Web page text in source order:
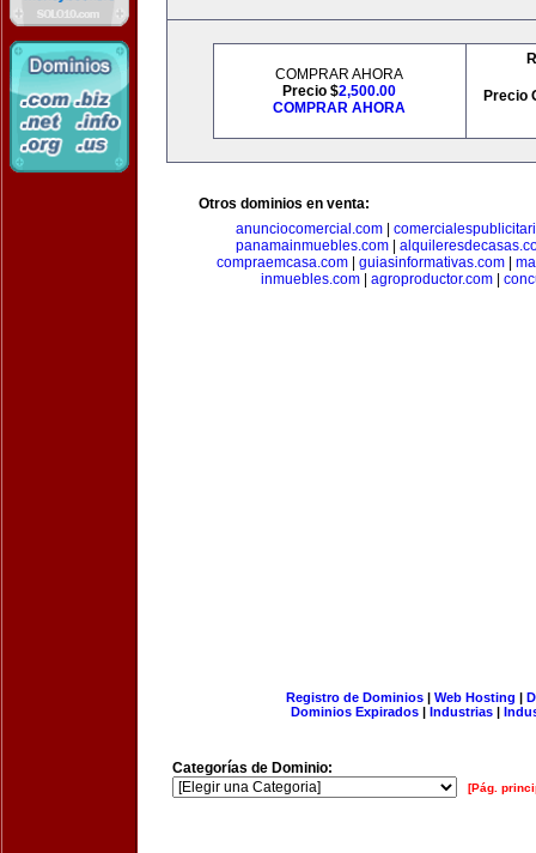
COMPRAR AHORA
Precio $2,500.00
COMPRAR AHORA
Precio
Otros dominios en venta:
anunciocomercial.com
panamainmuebles.com|
compraemcasa.com
guiasinformativas.com
inmuebles.com
agroproductor.com
Registro de Dominios| Web Hosting |
Dominios Expirados | Industrias |
Categorías de Dominio:
[Pág.